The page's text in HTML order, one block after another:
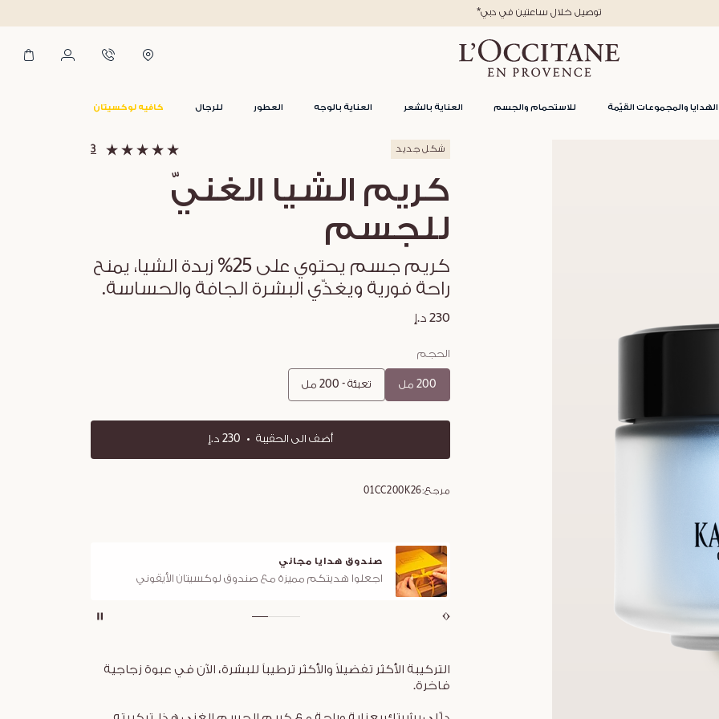
الهدايا والمجموعات القيّمة للاستحمام والجسم العناية بالشعر العناية بالوجه العطور للرجال كافيه لوكسيتان
شكل جديد 3
كريم الشيا الغنيّ
للجسم
كريم جسم يحتوي على 25% زبدة الشيا، يمنح
راحة فورية ويغذّي البشرة الجافة والحساسة.
230 د.إ
الحجم
200 مل تعبئة - 200 مل
أضف الى الحقيبة 230 د.إ
مرجع:01CC200K26
صندوق هدايا مجاني
اجعلوا هديتكم مميزة مع صندوق لوكسيتان الأيقوني
التركيبة الأكثر تفضيلاً والأكثر ترطيباً للبشرة، الآن في عبوة زجاجية
فاخرة.